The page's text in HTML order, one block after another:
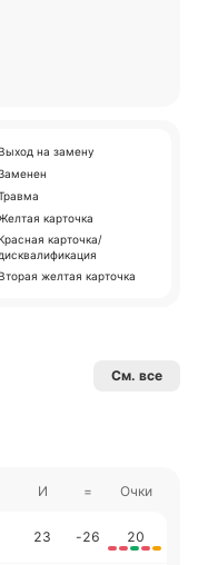
на замену
карточка
карточка/
дисквалификация
желтая карточка
См. все
И = Очки
23 -26 20